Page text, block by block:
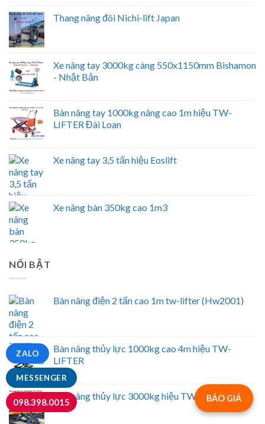
MESSENGER
ZALO
098.398.0015
Thang nâng đôi Nichi-lift Japan
Xe nâng tay 3000kg càng 550x1150mm Bishamon
- Nhật Bản
Bàn nâng tay 1000kg nâng cao 1m hiệu TW-
LIFTER Đài Loan
Xe nâng tay 3,5 tấn hiệu Eoslift
Xe nâng bàn 350kg cao 1m3
NỔI BẬT
Bàn nâng điện 2 tấn cao 1m tw-lifter (Hw2001)
Bàn nâng thủy lực 1000kg cao 4m hiệu TW-
LIFTER
Bàn nâng thủy lực 3000kg hiệu TW-LIFTER
BÁO GIÁ